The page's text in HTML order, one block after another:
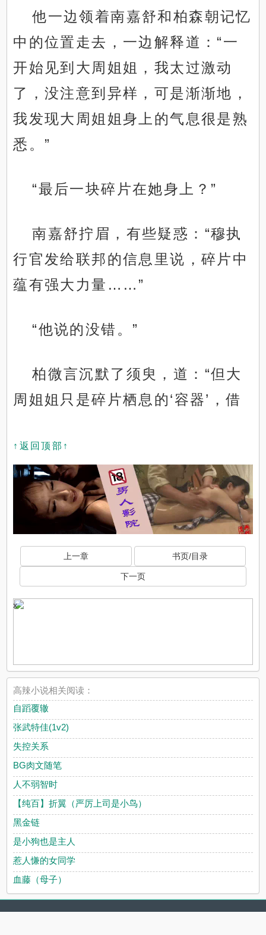
他一边领着南嘉舒和柏森朝记忆
中的位置走去，一边解释道：“一
开始见到大周姐姐，我太过激动
了，没注意到异样，可是渐渐地，
我发现大周姐姐身上的气息很是熟
悉。”
“最后一块碎片在她身上？”
南嘉舒拧眉，有些疑惑：“穆执
行官发给联邦的信息里说，碎片中
蕴有强大力量……”
“他说的没错。”
柏微言沉默了须臾，道：“但大
周姐姐只是碎片栖息的‘容器’，借
↑返回顶部↑
x
上一章 书页/目录
下一页
x
高辣小说相关阅读：
自蹈覆辙
张武特佳(1v2)
失控关系
BG肉文随笔
人不弱智时
【纯百】折翼（严厉上司是小鸟）
黑金链
是小狗也是主人
惹人慊的女同学
血藤（母子）